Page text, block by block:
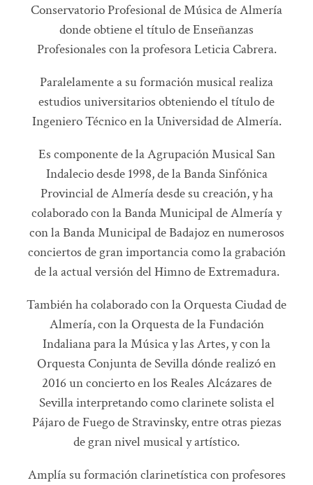
Conservatorio Profesional de Música de Almería
donde obtiene el título de Enseñanzas
Profesionales con la profesora Leticia Cabrera.
Paralelamente a su formación musical realiza
estudios universitarios obteniendo el título de
Ingeniero Técnico en la Universidad de Almería.
Es componente de la Agrupación Musical San
Indalecio desde 1998, de la Banda Sinfónica
Provincial de Almería desde su creación, y ha
colaborado con la Banda Municipal de Almería y
con la Banda Municipal de Badajoz en numerosos
conciertos de gran importancia como la grabación
de la actual versión del Himno de Extremadura.
También ha colaborado con la Orquesta Ciudad de
Almería, con la Orquesta de la Fundación
Indaliana para la Música y las Artes, y con la
Orquesta Conjunta de Sevilla dónde realizó en
2016 un concierto en los Reales Alcázares de
Sevilla interpretando como clarinete solista el
Pájaro de Fuego de Stravinsky, entre otras piezas
de gran nivel musical y artístico.
Amplía su formación clarinetística con profesores